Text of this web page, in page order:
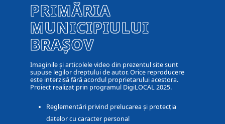
PRIMĂRIA
MUNICIPIULUI
BRAȘOV
Imaginile și articolele video din prezentul site sunt
supuse legilor dreptului de autor. Orice reproducere
este interzisă fără acordul proprietarului acestora.
Proiect realizat prin programul DigiLOCAL 2025.
Reglementări privind prelucarea și protecția
datelor cu caracter personal